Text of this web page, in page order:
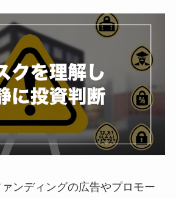
ンディングの広告やプロモー